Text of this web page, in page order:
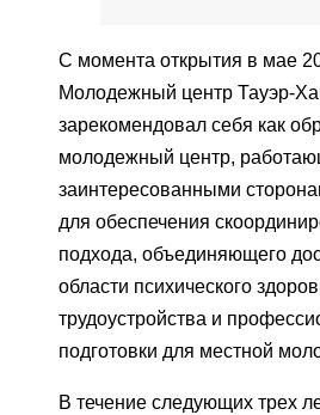
С момента открытия в мае
Молодежный центр Тауэр-
зарекомендовал себя как
молодежный центр,
заинтересованными
для обеспечения
подхода, объединяющего
области психического
трудоустройства и
подготовки для местной
В течение следующих трех